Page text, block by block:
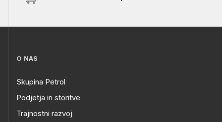
O NAS
Skupina Petrol
Podjetja in storitve
Trajnostni razvoj